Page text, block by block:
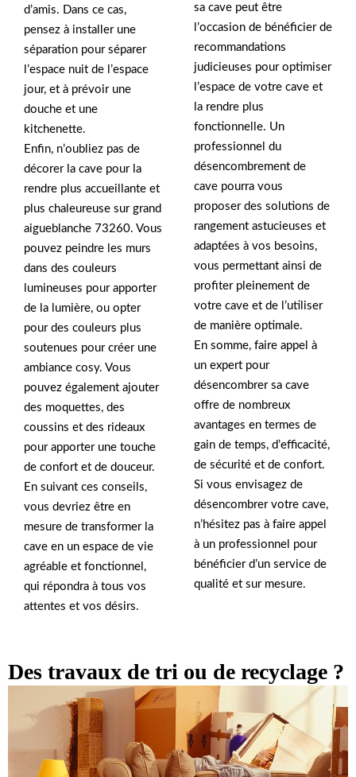
d’amis. Dans ce cas,
pensez à installer une
séparation pour séparer
l’espace nuit de l’espace
jour, et à prévoir une
douche et une
kitchenette.
Enfin, n’oubliez pas de
décorer la cave pour la
rendre plus accueillante et
plus chaleureuse sur grand
aigueblanche 73260. Vous
pouvez peindre les murs
dans des couleurs
lumineuses pour apporter
de la lumière, ou opter
pour des couleurs plus
soutenues pour créer une
ambiance cosy. Vous
pouvez également ajouter
des moquettes, des
coussins et des rideaux
pour apporter une touche
de confort et de douceur.
En suivant ces conseils,
vous devriez être en
mesure de transformer la
cave en un espace de vie
agréable et fonctionnel,
qui répondra à tous vos
attentes et vos désirs.
sa cave peut être
l’occasion de bénéficier de
recommandations
judicieuses pour optimiser
l’espace de votre cave et
la rendre plus
fonctionnelle. Un
professionnel du
désencombrement de
cave pourra vous
proposer des solutions de
rangement astucieuses et
adaptées à vos besoins,
vous permettant ainsi de
profiter pleinement de
votre cave et de l’utiliser
de manière optimale.
En somme, faire appel à
un expert pour
désencombrer sa cave
offre de nombreux
avantages en termes de
gain de temps, d’efficacité,
de sécurité et de confort.
Si vous envisagez de
désencombrer votre cave,
n’hésitez pas à faire appel
à un professionnel pour
bénéficier d’un service de
qualité et sur mesure.
Des travaux de tri ou de recyclage ?